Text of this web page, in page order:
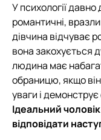
У психології
романтичні,
дівчина відчуває
вона закохується
людина має
обраницю, якщо
уваги і демонструє
Ідеальний
відповідати